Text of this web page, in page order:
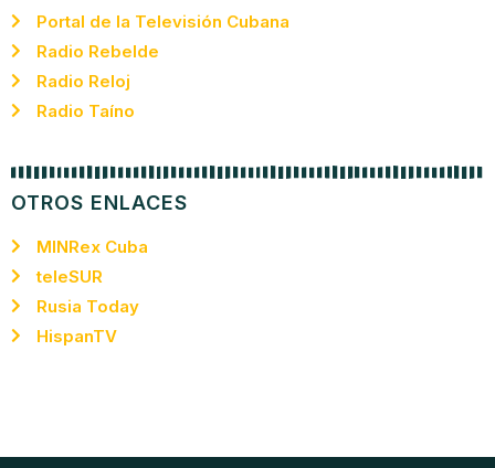
Portal de la Televisión Cubana
Radio Rebelde
Radio Reloj
Radio Taíno
OTROS ENLACES
MINRex Cuba
teleSUR
Rusia Today
HispanTV